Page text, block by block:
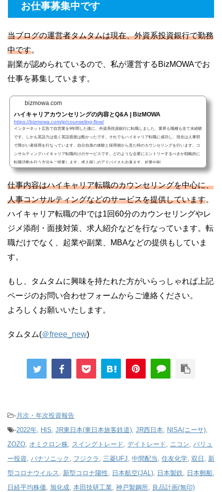
お仕事募集中です
当ブログの運営者タムタムは現在、外資系投資銀行で勤務
中です。
副業が認められているので、私が運営するBizMOWAでお
仕事を募集しています。
bizmowa.com
ハイキャリアカウンセリングの内容とQ&A | BizMOWA
https://bizmowa.com/jp/counseling-flow/
インターネット広告で自営業を9年間した後に、外資系投資銀行に転職しました。業界も職種も全て未経験
です。しかも英語力は低く英語面接は酷かったです。それでもハイキャリア転職に成功し、現在は人事部
で障がい者採用を行なっています。自分自身の体験と採用側から見た時のカウンセリングを行います。コ
ンサルティングハイキャリア転職向けのサービスです。どのような企業にエントリーするべきか戦略的に
転職活動を行う方法をご提案します。求人探しのアドバイスも出来ます。起業や副
仕事内容はハイキャリア転職のカウンセリングを中心に、
人事コンサルティングなどのサービスを提供しています。
ハイキャリア転職の中では1回60分のカウンセリングやレ
ジメ添削・面接対策、求人紹介などを行なっています。転
職だけでなく、起業や副業、MBAなどの提供もしていま
す。
もし、タムタムに興味を持たれた方がいらっしゃれば上記
ページのお問い合わせフォームからご連絡ください。
よろしくお願いいたします。
タムタム(＠freee_new)
-月次・年次投資報告
-2022年, HIS, JR東日本(東日本旅客鉄道), JR西日本, NISA(ニーサ),
ZOZO, オミクロン株, スイングトレード, デイトレード, ニコン, バリュ
ー投資, パナソニック , フジクラ , 三菱UFJ, 中間配当 , 住友化学, 双日 , 新
型コロナウイルス, 新型コロナ陽性, 日本航空(JAL), 日本製鉄, 日本郵船,
日経平均株価, 旭化成, 本田技研工業, 神戸製鋼所, 良品計画(無印)